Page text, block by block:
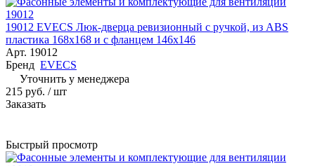
19012 EVECS Люк-дверца ревизионный с ручкой, из ABS
пластика 168х168 и с фланцем 146х146
Арт. 19012
Бренд EVECS
Уточнить у менеджера
215 руб. / шт
Заказать
Быстрый просмотр